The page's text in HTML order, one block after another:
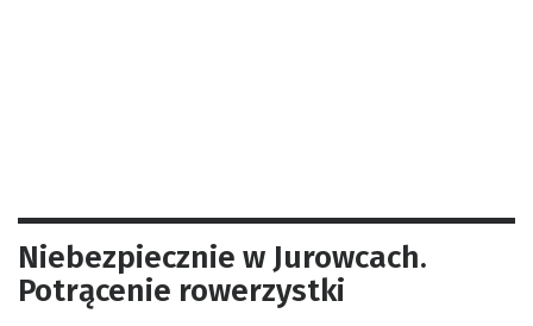
Niebezpiecznie w Jurowcach.
Potrącenie rowerzystki